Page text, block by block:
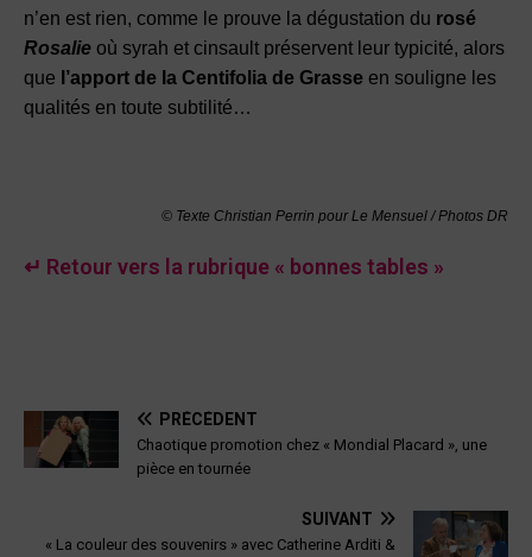
n’en est rien, comme le prouve la dégustation du rosé
Rosalie où syrah et cinsault préservent leur typicité, alors
que l’apport de la Centifolia de Grasse en souligne les
qualités en toute subtilité…
© Texte Christian Perrin pour Le Mensuel / Photos DR
↵ Retour vers la rubrique « bonnes tables »
PRÉCÉDENT
Chaotique promotion chez « Mondial Placard », une
pièce en tournée
SUIVANT
« La couleur des souvenirs » avec Catherine Arditi &